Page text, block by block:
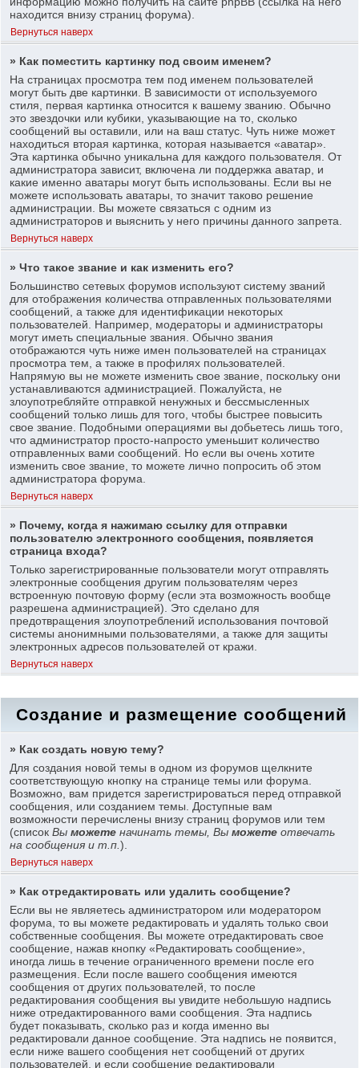
находится внизу страниц форума).
Вернуться наверх
» Как поместить картинку под своим именем?
На страницах просмотра тем под именем пользователей
могут быть две картинки. В зависимости от используемого
стиля, первая картинка относится к вашему званию. Обычно
это звездочки или кубики, указывающие на то, сколько
сообщений вы оставили, или на ваш статус. Чуть ниже может
находиться вторая картинка, которая называется «аватар».
Эта картинка обычно уникальна для каждого пользователя. От
администратора зависит, включена ли поддержка аватар, и
какие именно аватары могут быть использованы. Если вы не
можете использовать аватары, то значит таково решение
администрации. Вы можете связаться с одним из
администраторов и выяснить у него причины данного запрета.
Вернуться наверх
» Что такое звание и как изменить его?
Большинство сетевых форумов используют систему званий
для отображения количества отправленных пользователями
сообщений, а также для идентификации некоторых
пользователей. Например, модераторы и администраторы
могут иметь специальные звания. Обычно звания
отображаются чуть ниже имен пользователей на страницах
просмотра тем, а также в профилях пользователей.
Напрямую вы не можете изменить свое звание, поскольку они
устанавливаются администрацией. Пожалуйста, не
злоупотребляйте отправкой ненужных и бессмысленных
сообщений только лишь для того, чтобы быстрее повысить
свое звание. Подобными операциями вы добьетесь лишь того,
что администратор просто-напросто уменьшит количество
отправленных вами сообщений. Но если вы очень хотите
изменить свое звание, то можете лично попросить об этом
администратора форума.
Вернуться наверх
» Почему, когда я нажимаю ссылку для отправки
пользователю электронного сообщения, появляется
страница входа?
Только зарегистрированные пользователи могут отправлять
электронные сообщения другим пользователям через
встроенную почтовую форму (если эта возможность вообще
разрешена администрацией). Это сделано для
предотвращения злоупотреблений использования почтовой
системы анонимными пользователями, а также для защиты
электронных адресов пользователей от кражи.
Вернуться наверх
Создание и размещение сообщений
» Как создать новую тему?
Для создания новой темы в одном из форумов щелкните
соответствующую кнопку на странице темы или форума.
Возможно, вам придется зарегистрироваться перед отправкой
сообщения, или созданием темы. Доступные вам
возможности перечислены внизу страниц форумов или тем
(списокВыможете начинать темы, Выможете отвечать
на сообщения и т.п.).
Вернуться наверх
» Как отредактировать или удалить сообщение?
Если вы не являетесь администратором или модератором
форума, то вы можете редактировать и удалять только свои
собственные сообщения. Вы можете отредактировать свое
сообщение, нажав кнопку «Редактировать сообщение»,
иногда лишь в течение ограниченного времени после его
размещения. Если после вашего сообщения имеются
сообщения от других пользователей, то после
редактирования сообщения вы увидите небольшую надпись
ниже отредактированного вами сообщения. Эта надпись
будет показывать, сколько раз и когда именно вы
редактировали данное сообщение. Эта надпись не появится,
если ниже вашего сообщения нет сообщений от других
пользователей, и если сообщение редактировали